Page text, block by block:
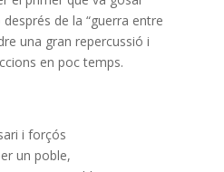
de la “guerra entre
una gran repercussió i
en poc temps.
i forçós
un poble,